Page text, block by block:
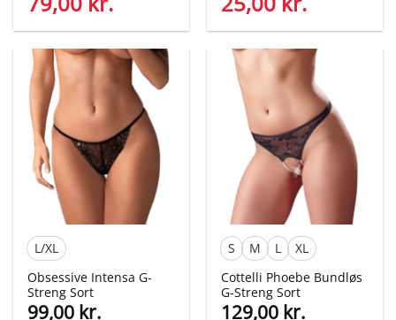
oprindelige
pris
var:
119,00 kr..
pris
er:
79,00 kr..
oprindelige
pris
var:
49,00 kr..
pris
er:
25,00 kr..
L/XL
Obsessive Intensa G-
Streng Sort
99,00 kr.
S M L
XL
Cottelli Phoebe Bundløs
G-Streng Sort
129,00 kr.